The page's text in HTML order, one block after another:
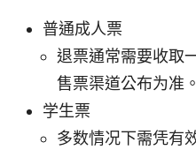
普通成人票
退票通常需要收取
售票渠道公布为准。
学生票
多数情况下需凭有